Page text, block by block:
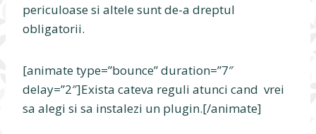
periculoase si altele sunt de-a dreptul
obligatorii.
[animate type=”bounce” duration=”7″
delay=”2″]Exista cateva reguli atunci cand vrei
sa alegi si sa instalezi un plugin.[/animate]